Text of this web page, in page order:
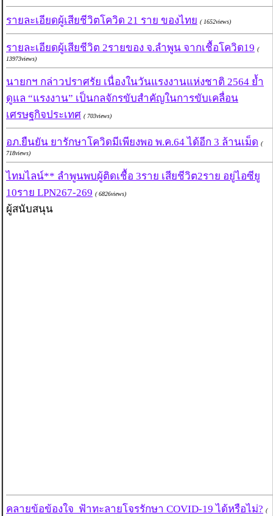
รายละเอียดผู้เสียชีวิตโควิด 21 ราย ของไทย ( 1652views)
รายละเอียดผู้เสียชีวิต 2รายของ จ.ลำพูน จากเชื้อโควิด19 (
13973views)
นายกฯ กล่าวปราศรัย เนื่องในวันแรงงานแห่งชาติ 2564 ย้ำ
ดูแล “แรงงาน” เป็นกลจักรขับสำคัญในการขับเคลื่อน
เศรษฐกิจประเทศ ( 703views)
อภ.ยืนยัน ยารักษาโควิดมีเพียงพอ พ.ค.64 ได้อีก 3 ล้านเม็ด (
718views)
ไทมไลน์** ลำพูนพบผู้ติดเชื้อ 3ราย เสียชีวิต2ราย อยู่ไอซียู
10ราย LPN267-269 ( 6826views)
ผู้สนับสนุน
คลายข้อข้องใจ ฟ้าทะลายโจรรักษา COVID-19 ได้หรือไม่? (